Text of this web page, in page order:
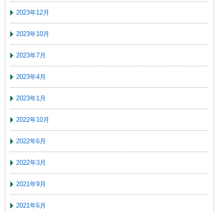
2023年12月
2023年10月
2023年7月
2023年4月
2023年1月
2022年10月
2022年6月
2022年3月
2021年9月
2021年6月